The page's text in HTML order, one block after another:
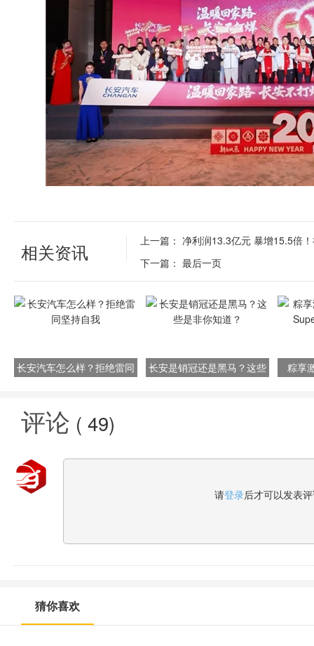
相关资讯 上一篇： 净利润13.3亿元 暴增15.5倍
下一篇： 最后一页
长安汽车怎么样？拒绝雷同
长安是销冠还是黑马？这些
粽享
评论 ( 49)
请登录后才可以发表
猜你喜欢